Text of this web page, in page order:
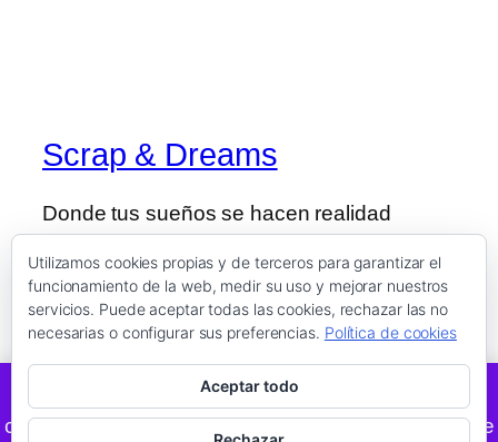
Atención! Este es un rinconcito donde hay mucha
creatividad y amor, le recomendamos que nos visite
Scrap & Dreams
Donde tus sueños se hacen realidad
Blog
Acerca de
Eventos
Tienda
Temas
Utilizamos cookies propias y de terceros para garantizar el
funcionamiento de la web, medir su uso y mejorar nuestros
servicios. Puede aceptar todas las cookies, rechazar las no
necesarias o configurar sus preferencias. Política de cookies
Aceptar todo